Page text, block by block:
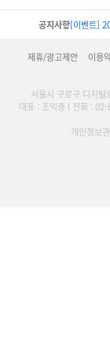
공지사항[이벤트]
제휴/광고제안 이용
서울시 구로구 디지
대표 : 조익증 l 전화 :
개인정보